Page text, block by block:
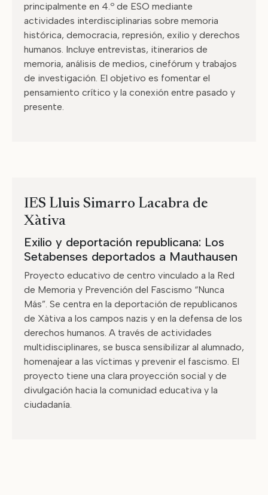
principalmente en 4.º de ESO mediante
actividades interdisciplinarias sobre memoria
histórica, democracia, represión, exilio y derechos
humanos. Incluye entrevistas, itinerarios de
memoria, análisis de medios, cinefórum y trabajos
de investigación. El objetivo es fomentar el
pensamiento crítico y la conexión entre pasado y
presente.
IES Lluis Simarro Lacabra de
Xàtiva
Exilio y deportación republicana: Los
Setabenses deportados a Mauthausen
Proyecto educativo de centro vinculado a la Red
de Memoria y Prevención del Fascismo “Nunca
Más”. Se centra en la deportación de republicanos
de Xàtiva a los campos nazis y en la defensa de los
derechos humanos. A través de actividades
multidisciplinares, se busca sensibilizar al alumnado,
homenajear a las víctimas y prevenir el fascismo. El
proyecto tiene una clara proyección social y de
divulgación hacia la comunidad educativa y la
ciudadanía.